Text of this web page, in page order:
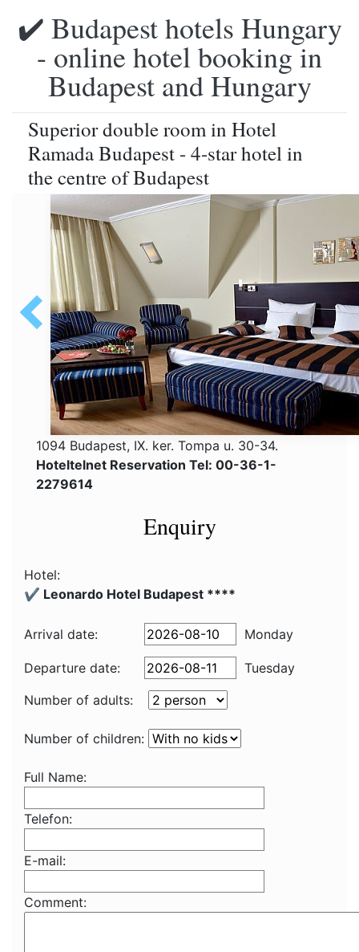
✔️ Budapest hotels Hungary
- online hotel booking in
Budapest and Hungary
Superior double room in Hotel
Ramada Budapest - 4-star hotel in
the centre of Budapest
1094 Budapest, IX. ker. Tompa u. 30-34.
Hoteltelnet Reservation Tel: 00-36-1-
2279614
Enquiry
Hotel:
✔️ Leonardo Hotel Budapest ****
Arrival date: Monday
Departure date:
Tuesday
Number of adults:
Number of children:
Full Name:
Telefon:
E-mail:
Comment: